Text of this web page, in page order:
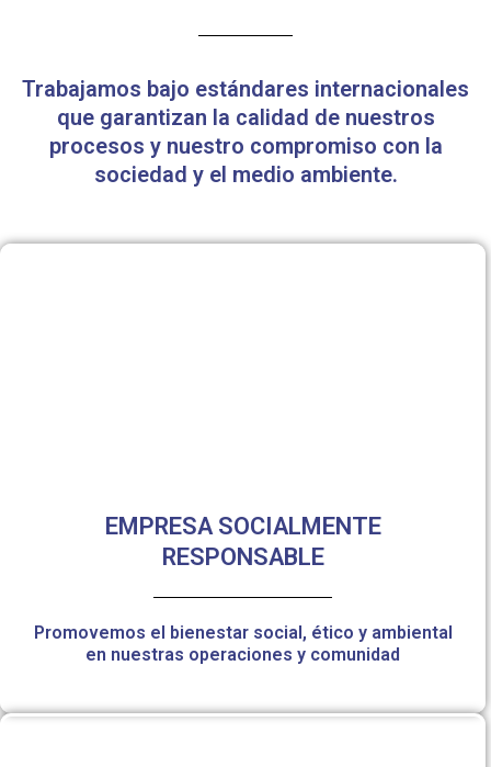
Trabajamos bajo estándares internacionales
que garantizan la calidad de nuestros
procesos y nuestro compromiso con la
sociedad y el medio ambiente.
EMPRESA SOCIALMENTE
RESPONSABLE
Promovemos el bienestar social, ético y ambiental
en nuestras operaciones y comunidad